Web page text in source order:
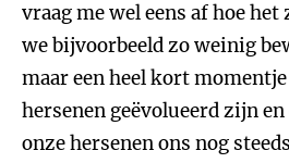
vraag me wel eens af hoe
we bijvoorbeeld zo weinig
maar een heel kort
hersenen geëvolueerd zijn
onze hersenen ons nog